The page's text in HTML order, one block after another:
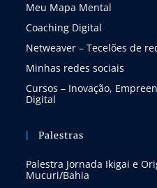
Meu Mapa Mental
Coaching Digital
Netweaver – Tecelões de
Minhas redes sociais
Cursos – Inovação,
Digital
Palestras
Palestra Jornada Ikigai e
Mucuri/Bahia